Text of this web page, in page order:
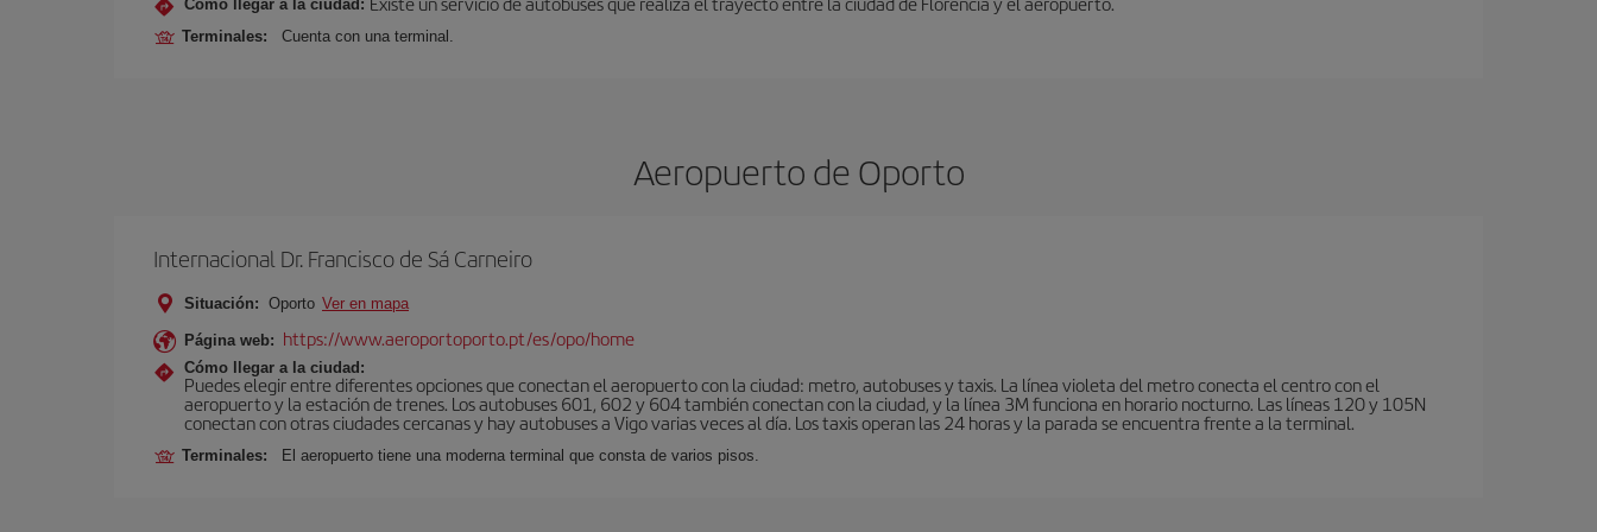
Cómo llegar a la ciudad:
Terminales: Cuenta con una terminal.
Aeropuerto de Oporto
Internacional Dr. Francisco de Sá Carneiro
Situación: Oporto Ver en mapa
Página web: https://www.aeroportoporto.pt/es/opo/home
Cómo llegar a la ciudad:
Puedes elegir entre diferentes opciones que conectan el aeropuerto con la ciudad: metro, autobuses y taxis. La línea violeta del metro conecta el centro con el
aeropuerto y la estación de trenes. Los autobuses 601, 602 y 604 también conectan con la ciudad, y la línea 3M funciona en horario nocturno. Las líneas 120 y 105N
conectan con otras ciudades cercanas y hay autobuses a Vigo varias veces al día. Los taxis operan las 24 horas y la parada se encuentra frente a la terminal.
Terminales: El aeropuerto tiene una moderna terminal que consta de varios pisos.